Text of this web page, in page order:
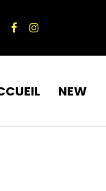
NEW